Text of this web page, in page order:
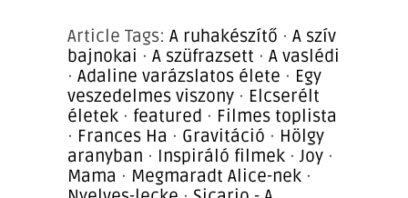
Article Tags: A ruhakészítő · A szív
bajnokai · A szüfrazsett · A vaslédi
· Adaline varázslatos élete · Egy
veszedelmes viszony · Elcserélt
életek · featured · Filmes toplista
· Frances Ha · Gravitáció · Hölgy
aranyban · Inspiráló filmek · Joy ·
Mama · Megmaradt Alice-nek ·